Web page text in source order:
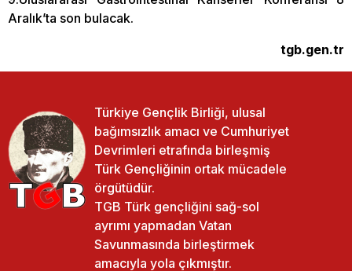
Aralık’ta son bulacak.
tgb.gen.tr
Türkiye Gençlik Birliği, ulusal
bağımsızlık amacı ve Cumhuriyet
Devrimleri etrafında birleşmiş
Türk Gençliğinin ortak mücadele
örgütüdür.
TGB Türk gençliğini sağ-sol
ayrımı yapmadan Vatan
Savunmasında birleştirmek
amacıyla yola çıkmıştır.